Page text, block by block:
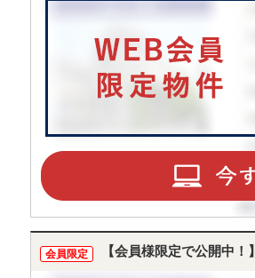
会員限定 【会員様限定で公開中！】